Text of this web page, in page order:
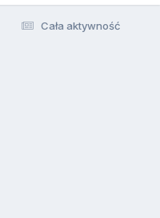
Cała aktywność